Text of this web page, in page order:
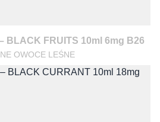
BLACK FRUITS 10ml 6mg B26
OWOCE LEŚNE